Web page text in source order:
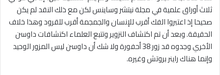
ثلاث أوراق علمية في مجلة نيتشر وساينس لكن مع ذلك النقد لم يكن
صحيحا إذ اعتبروا الفك أقرب للإنسان والجمجمة أقرب للقرود وهذا خلاف
الحقيقة. وبعد أن تم اكتشاف التزوير وتتبع العلماء اكتشافات داوسن
الأخري وجدوه قد زور 38 أحفورة ولا شك أن داوسن ليس المزور الوحيد
وإنما هناك راينر بروتش وغيره.